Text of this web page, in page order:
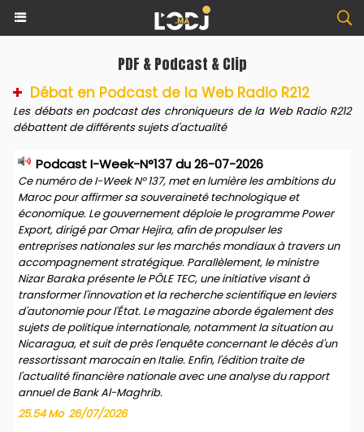
PDF & Podcast & Clip
Débat en Podcast de la Web Radio R212
Les débats en podcast des chroniqueurs de la Web Radio R212
débattent de différents sujets d'actualité
Podcast I-Week-N°137 du 26-07-2026
Ce numéro de I-Week N° 137, met en lumière les ambitions du
Maroc pour affirmer sa souveraineté technologique et
économique. Le gouvernement déploie le programme Power
Export, dirigé par Omar Hejira, afin de propulser les
entreprises nationales sur les marchés mondiaux à travers un
accompagnement stratégique. Parallèlement, le ministre
Nizar Baraka présente le PÔLE TEC, une initiative visant à
transformer l'innovation et la recherche scientifique en leviers
d'autonomie pour l'État. Le magazine aborde également des
sujets de politique internationale, notamment la situation au
Nicaragua, et suit de près l'enquête concernant le décès d'un
ressortissant marocain en Italie. Enfin, l'édition traite de
l'actualité financière nationale avec une analyse du rapport
annuel de Bank Al-Maghrib.
25.54 Mo 26/07/2026